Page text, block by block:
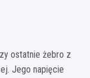
ostatnie żebro z
Jego napięcie